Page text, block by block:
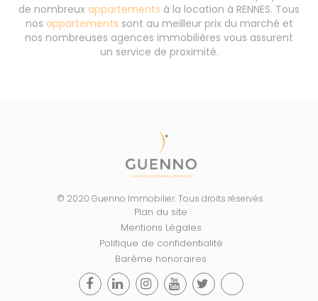
de nombreux appartements à la location à RENNES. Tous
nos appartements sont au meilleur prix du marché et
nos nombreuses agences immobilières vous assurent
un service de proximité.
© 2020 Guenno Immobilier. Tous droits réservés.
Plan du site
Mentions Légales
Politique de confidentialité
Barème honoraires